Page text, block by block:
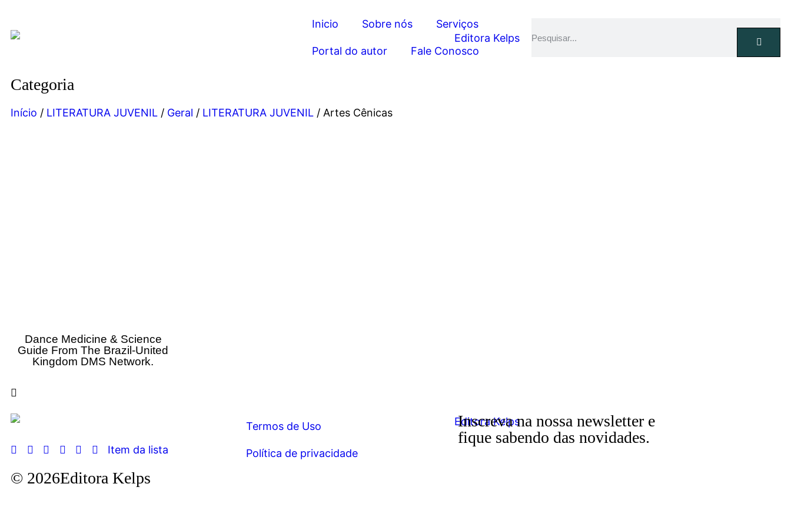
Inicio Sobre nós Serviços
Portal do autor Fale Conosco
Categoria
Início / LITERATURA JUVENIL / Geral / LITERATURA JUVENIL / Artes Cênicas
Dance Medicine & Science
Guide From The Brazil-United
Kingdom DMS Network.
Item da lista
© 2026Editora Kelps
Termos de Uso
Política de privacidade
Inscreva na nossa newsletter e
fique sabendo das novidades.